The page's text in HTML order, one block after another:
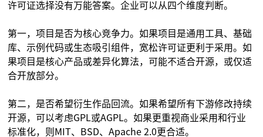
许可证选择没有万能答案。企业可以从四个维度判断。
第一，项目是否为核心竞争力。如果项目是通用工具、基础
库、示例代码或生态吸引组件，宽松许可证更利于采用。如
果项目是核心产品或差异化算法，可能不适合开源，或仅适
合开放部分。
第二，是否希望衍生作品回流。如果希望所有下游修改持续
开源，可以考虑GPL或AGPL。如果更重视商业采用和行业
标准化，则MIT、BSD、Apache 2.0更合适。